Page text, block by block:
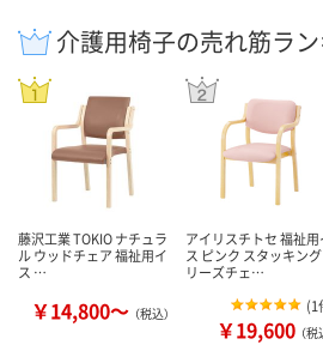
介護用椅子の売れ筋ラ
藤沢工業 TOKIO ナチュラ
ル ウッドチェア 福祉用イ
ス …
￥14,800～ （税込）
アイリスチトセ 福祉用
ス ピンク スタッキング
リーズチェ…
(1
￥19,600 （税